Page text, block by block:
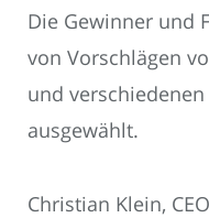
Die Gewinner und
von Vorschlägen
und
ausgewählt.
Christian Klein,